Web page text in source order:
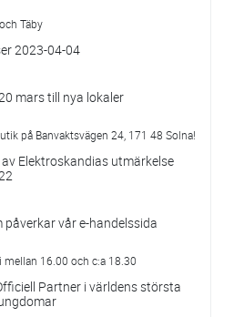
Täby
2023-04-04
mars till nya lokaler
på Banvaktsvägen 24, 171 48 Solna!
Elektroskandias utmärkelse
vår e-handelssida
mellan 16.00 och c:a 18.30
Partner i världens största